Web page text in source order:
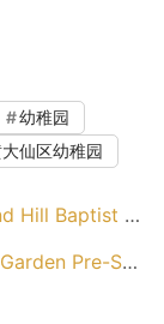
幼稚园
仙区幼稚园
（观塘区幼稚园）
（荃湾区幼稚园）